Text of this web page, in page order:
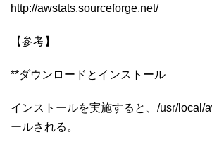
http://awstats.sourceforge.net/
【参考】
**ダウンロードとインストール
インストールを実施すると、/usr/local/
ールされる。